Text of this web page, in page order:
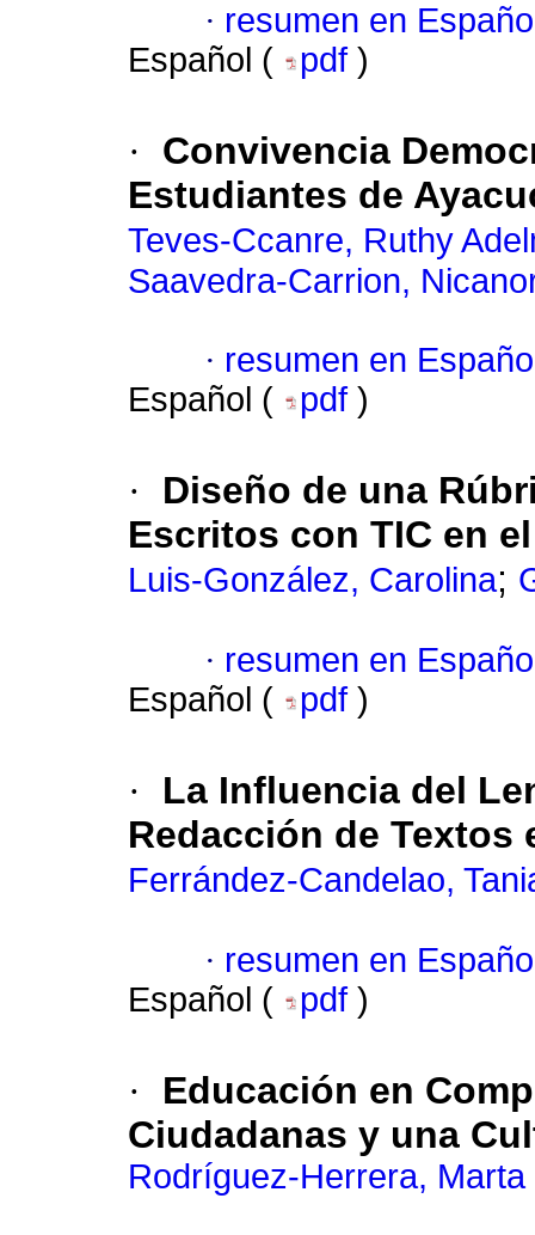
· resumen en
Español (
pdf )
·
Convivencia
Estudiantes de
Teves-Ccanre, Ruthy
Saavedra-Carrion,
· resumen en
Español (
pdf )
·
Diseño de una
Escritos con TIC en
Luis-González, Carolina;
· resumen en
Español (
pdf )
·
La Influencia del
Redacción de Textos
Ferrández-Candelao,
· resumen en
Español (
pdf )
·
Educación en
Ciudadanas y una
Rodríguez-Herrera,